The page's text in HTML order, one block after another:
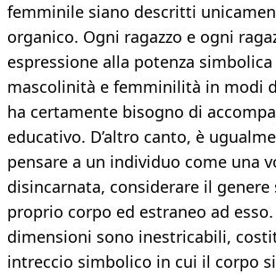
femminile siano descritti
organico. Ogni ragazzo e ogni
espressione alla potenza
mascolinità e femminilità in modi
ha certamente bisogno di
educativo. D’altro canto, è
pensare a un individuo come una
disincarnata, considerare il genere
proprio corpo ed estraneo ad
dimensioni sono inestricabili,
intreccio simbolico in cui il corpo